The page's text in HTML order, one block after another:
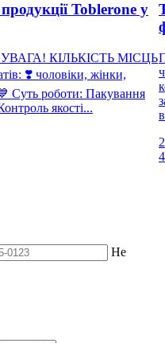
Toblerone у
УВАГА! КІЛЬКІСТЬ МІСЦЬ
❣️ чоловіки, жінки,
Суть роботи: Пакування
якості...
Не